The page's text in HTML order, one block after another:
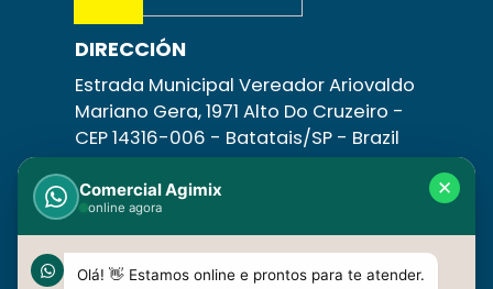
DIRECCIÓN
Estrada Municipal Vereador Ariovaldo
Mariano Gera, 1971 Alto Do Cruzeiro -
CEP 14316-006 - Batatais/SP - Brazil
CONTÁCTANOS
+55 16 3758-1831 | +55 16 3758-1798
+55 16 99630-4085
vendas@agimix.com.br
Comercial Agimix
online agora
✕
Olá! 👋 Estamos online e prontos para te atender.